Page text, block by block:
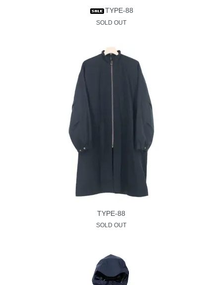
TYPE-88
SOLD OUT
TYPE-88
SOLD OUT